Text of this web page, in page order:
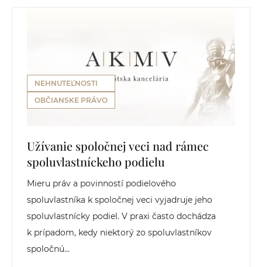
NEHNUTEĽNOSTI
OBČIANSKE PRÁVO
Užívanie spoločnej veci nad rámec
spoluvlastníckeho podielu
Mieru práv a povinností podielového
spoluvlastníka k spoločnej veci vyjadruje jeho
spoluvlastnícky podiel. V praxi často dochádza
k prípadom, kedy niektorý zo spoluvlastníkov
spoločnú...